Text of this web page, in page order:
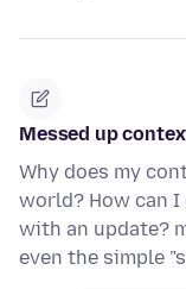
Messed up
Why does my
world? How can
with an update?
even the simple